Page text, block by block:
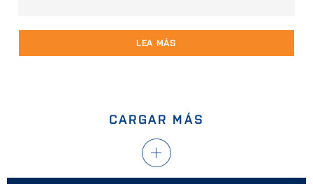
LEA MÁS
CARGAR MÁS